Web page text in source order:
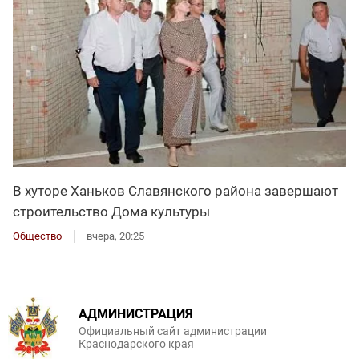
В хуторе Ханьков Славянского района завершают
строительство Дома культуры
Общество вчера, 20:25
АДМИНИСТРАЦИЯ
Официальный сайт администрации
Краснодарского края